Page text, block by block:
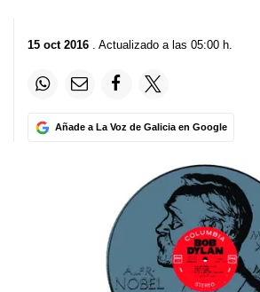
15 oct 2016 . Actualizado a las 05:00 h.
Añade a La Voz de Galicia en Google